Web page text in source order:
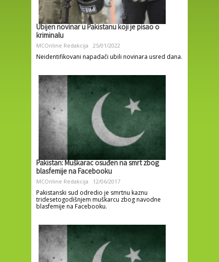
Ubijen novinar u Pakistanu koji je pisao o
kriminalu
MCOnline Redakcija 25/01/2022
Neidentifikovani napadači ubili novinara usred dana.
Pakistan: Muškarac osuđen na smrt zbog
blasfemije na Facebooku
MCOnline Redakcija 12/06/2017
Pakistanski sud odredio je smrtnu kaznu
tridesetogodišnjem muškarcu zbog navodne
blasfemije na Facebooku.